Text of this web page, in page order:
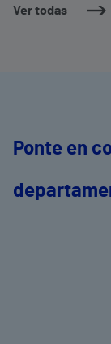
Ver todas
Ponte en